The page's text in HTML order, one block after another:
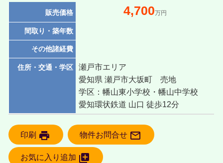
販売価格 4,700万円
間取り・築年数
その他諸経費
住所・交通・学区
瀬戸市エリア
愛知県 瀬戸市大坂町 売地
学区：幡山東小学校・幡山中学校
愛知環状鉄道 山口 徒歩12分
印刷 print 物件お問合せ 
お気に入り追加 